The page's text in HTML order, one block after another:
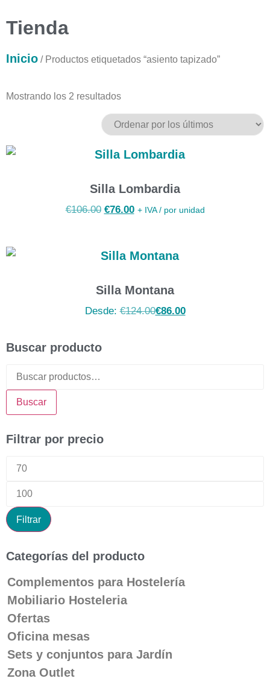
Tienda
Inicio / Productos etiquetados “asiento tapizado”
Buscar producto
Buscar
Filtrar por precio
Filtrar
Categorías del producto
Complementos para Hostelería
Mobiliario Hosteleria
Ofertas
Oficina mesas
Sets y conjuntos para Jardín
Zona Outlet
Mostrando los 2 resultados
Silla Lombardia
€106.00 €76.00 + IVA / por unidad
Silla Montana
Desde:€124.00€86.00